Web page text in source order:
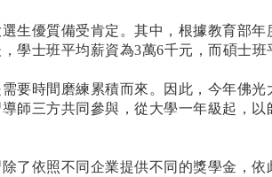
生優質備受肯定。其中，根據教育部
士班平均薪資為3萬6千元，而碩士班
要時間磨練累積而來。因此，今年佛
師三方共同參與，從大學一年級起，
了依照不同企業提供不同的獎學金，